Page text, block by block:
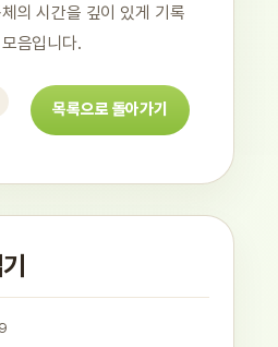
의 시간을 깊이 있게 기록
음입니다.
목록으로 돌아가기